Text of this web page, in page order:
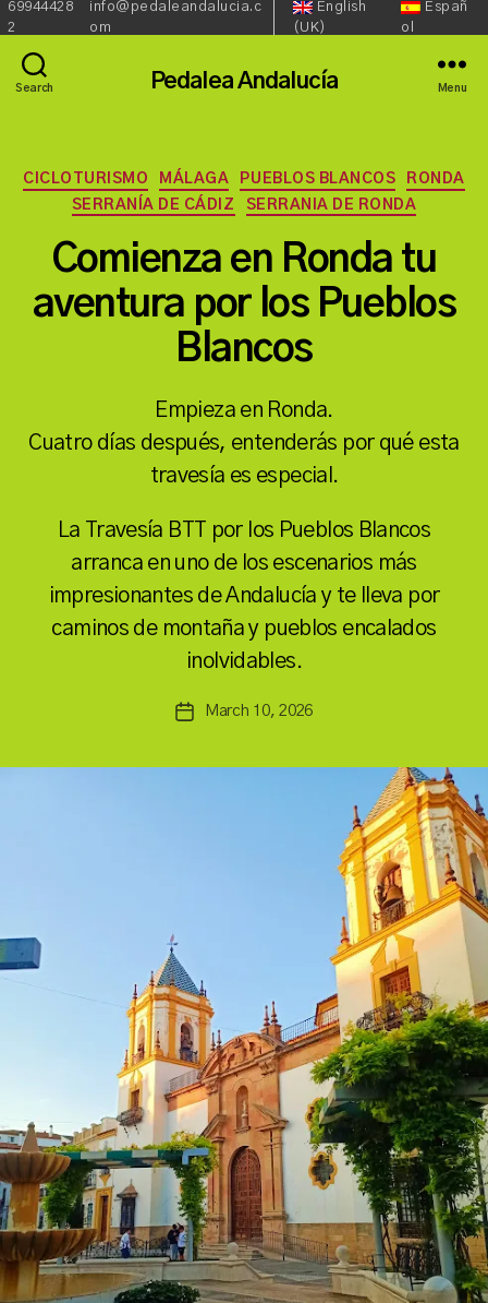
Phone:
69944428
2
Email:
info@pedaleandalucia.c
om
Redes
Sociales::
Language::
English
(UK)
Españ
ol
Search Pedalea Andalucía Menu
Categories
CICLOTURISMO MÁLAGA PUEBLOS BLANCOS
RONDA
SERRANÍA DE CÁDIZ
SERRANIA DE RONDA
Comienza en Ronda tu
aventura por los Pueblos
Blancos
Empieza en Ronda.
Cuatro días después, entenderás por qué esta
travesía es especial.
La Travesía BTT por los Pueblos Blancos
arranca en uno de los escenarios más
impresionantes de Andalucía y te lleva por
caminos de montaña y pueblos encalados
inolvidables.
Post
B
a
s
n
PostMarch 10, 2026